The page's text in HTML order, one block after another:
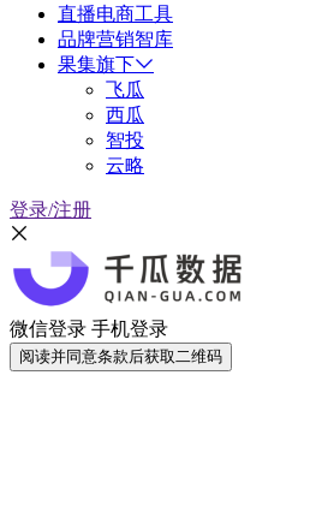
直播电商工具
品牌营销智库
果集旗下
飞瓜
西瓜
智投
云略
登录/注册
微信登录 手机登录
阅读并同意条款后获取二维码